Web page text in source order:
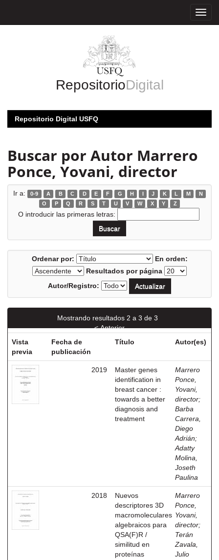
RepositorioDigital
Repositorio Digital USFQ
Buscar por Autor Marrero
Ponce, Yovani, director
Ir a: 0-9 A B C D E F G H I J K L M
N
O
P Q R S T U V W X Y Z
O introducir las primeras letras:
Ordenar por:
En orden:
Resultados por página
Autor/Registro:
Mostrando resultados 2 a 3 de 3
< Anterior
Vista
previa
Fecha de
publicación
Título Autor(es)
2019
Master genes
identification in
breast cancer :
towards a better
diagnosis and
treatment
Marrero
Ponce,
Yovani,
director;
Barba
Carrera,
Diego
Adrián;
Adatty
Molina,
Joseth
Paulina
2018
Nuevos
descriptores 3D
macromoleculares
algebraicos para
QSA(F)R /
similitud en
proteínas
Marrero
Ponce,
Yovani,
director;
Terán
Zavala,
Julio